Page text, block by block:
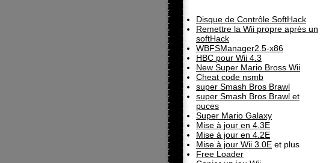
Disque de Contrôle SoftHack
Remettre la Wii propre après un
softHack
WBFSManager2.5-x86
HBC pour Wii 4.3
New Super Mario Bross Wii
Cheat code nsmb
super Smash Bros Brawl
super Smash Bros Brawl et
puces
Super Mario Galaxy
Mise à jour en 4.3E
Mise à jour en 4.2E
Mise à jour Wii 3.0E et plus
Free Loader